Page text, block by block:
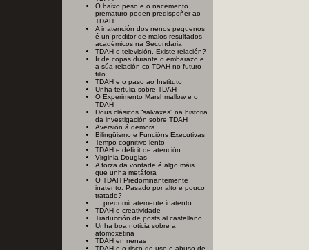
O baixo peso e o nacemento
prematuro poden predispoñer ao
TDAH
A inatención dos nenos pequenos
é un preditor de malos resultados
académicos na Secundaria
TDAH e televisión. Existe relación?
Ir de copas durante o embarazo e
a súa relación co TDAH no futuro
fillo
TDAH e o paso ao Instituto
Unha tertulia sobre TDAH
O Experimento Marshmallow e o
TDAH
Dous clásicos “salvaxes” na historia
da investigación sobre TDAH
Aversión á demora
Bilingüismo e Funcións Executivas
Tempo cognitivo lento
TDAH e déficit de atención
Virginia Douglas
A forza da vontade é algo máis
que unha metáfora
O TDAH Predominantemente
inatento. Pasado por alto e pouco
tratado?
... predominatemente inatento
TDAH e creatividade
Traducción de posts al castellano
Unha boa noticia sobre a
atomoxetina
TDAH en nenas